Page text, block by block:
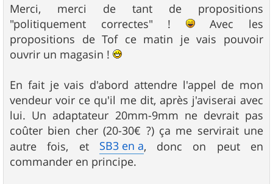
s
s
a
g
e
Merci, merci de tant de propositions
"politiquement correctes" !
Avec les
propositions de Tof ce matin je vais pouvoir
ouvrir un magasin !
En fait je vais d'abord attendre l'appel de mon
vendeur voir ce qu'il me dit, après j'aviserai avec
lui. Un adaptateur 20mm-9mm ne devrait pas
coûter bien cher (20-30€ ?) ça me servirait une
autre fois, et SB3 en a, donc on peut en
commander en principe.